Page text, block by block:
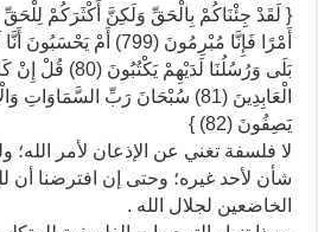
أَمْرًا فَإِنَّا مُبْرِمُونَ (799)
بَلَى وَرُسُلُنَا
الْعَابِدِينَ (81) سُبْحَانَ رَبِّ
يَصِفُونَ (82) }
لا فلسفة تغني عن الإذعان لأمر الله؛
شأن لأحد غيره؛ وحتى إن افترضنا أن
الخاضعين لجلال الله .